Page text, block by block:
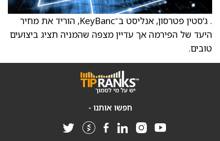
. ג’סטין פטרסון, אנליסט ב־KeyBanc, הוריד את מחיר
היעד של הפירמה אך עדיין מצפה שהמניה תציג ביצועים
טובים.
חפשו אותנו -